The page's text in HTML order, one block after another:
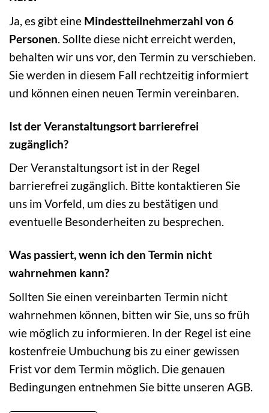
Ja, es gibt eine Mindestteilnehmerzahl von 6
Personen . Sollte diese nicht erreicht werden,
behalten wir uns vor, den Termin zu verschieben.
Sie werden in diesem Fall rechtzeitig informiert
und können einen neuen Termin vereinbaren.
Ist der Veranstaltungsort barrierefrei
zugänglich?
Der Veranstaltungsort ist in der Regel
barrierefrei zugänglich. Bitte kontaktieren Sie
uns im Vorfeld, um dies zu bestätigen und
eventuelle Besonderheiten zu besprechen.
Was passiert, wenn ich den Termin nicht
wahrnehmen kann?
Sollten Sie einen vereinbarten Termin nicht
wahrnehmen können, bitten wir Sie, uns so früh
wie möglich zu informieren. In der Regel ist eine
kostenfreie Umbuchung bis zu einer gewissen
Frist vor dem Termin möglich. Die genauen
Bedingungen entnehmen Sie bitte unseren AGB.